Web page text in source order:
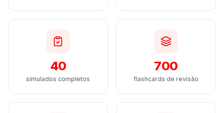
40
simulados completos
700
flashcards de revisão